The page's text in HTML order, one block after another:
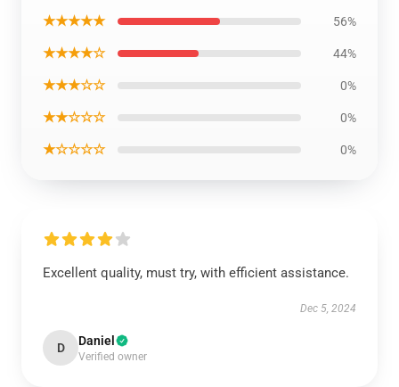
★★★★★ 56%
★★★★☆ 44%
★★★☆☆ 0%
★★☆☆☆ 0%
★☆☆☆☆ 0%
Excellent quality, must try, with efficient assistance.
Dec 5, 2024
D Daniel
Verified owner